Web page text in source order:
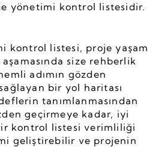
yönetimi kontrol listesidir.
kontrol listesi, proje yaşam
size rehberlik
adımın gözden
sağlayan bir yol haritası
tanımlanmasından
geçirmeye kadar, iyi
kontrol listesi verimliliği
geliştirebilir ve projenin